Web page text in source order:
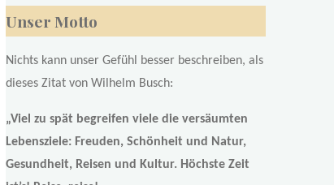
Unser Motto
Nichts kann unser Gefühl besser beschreiben, als
dieses Zitat von Wilhelm Busch:
„Viel zu spät begreifen viele die versäumten
Lebensziele: Freuden, Schönheit und Natur,
Gesundheit, Reisen und Kultur. Höchste Zeit